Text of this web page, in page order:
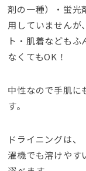
剤の一種）・蛍光
用していませんが
ト・肌着なども
なくてもOK！
中性なので手肌に
す。
ドライニングは
濯機でも溶けやす